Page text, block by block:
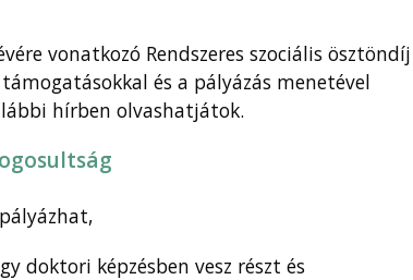
vonatkozó Rendszeres szociális ösztöndíj
és a pályázás menetével
hírben olvashatjátok.
doktori képzésben vesz részt és